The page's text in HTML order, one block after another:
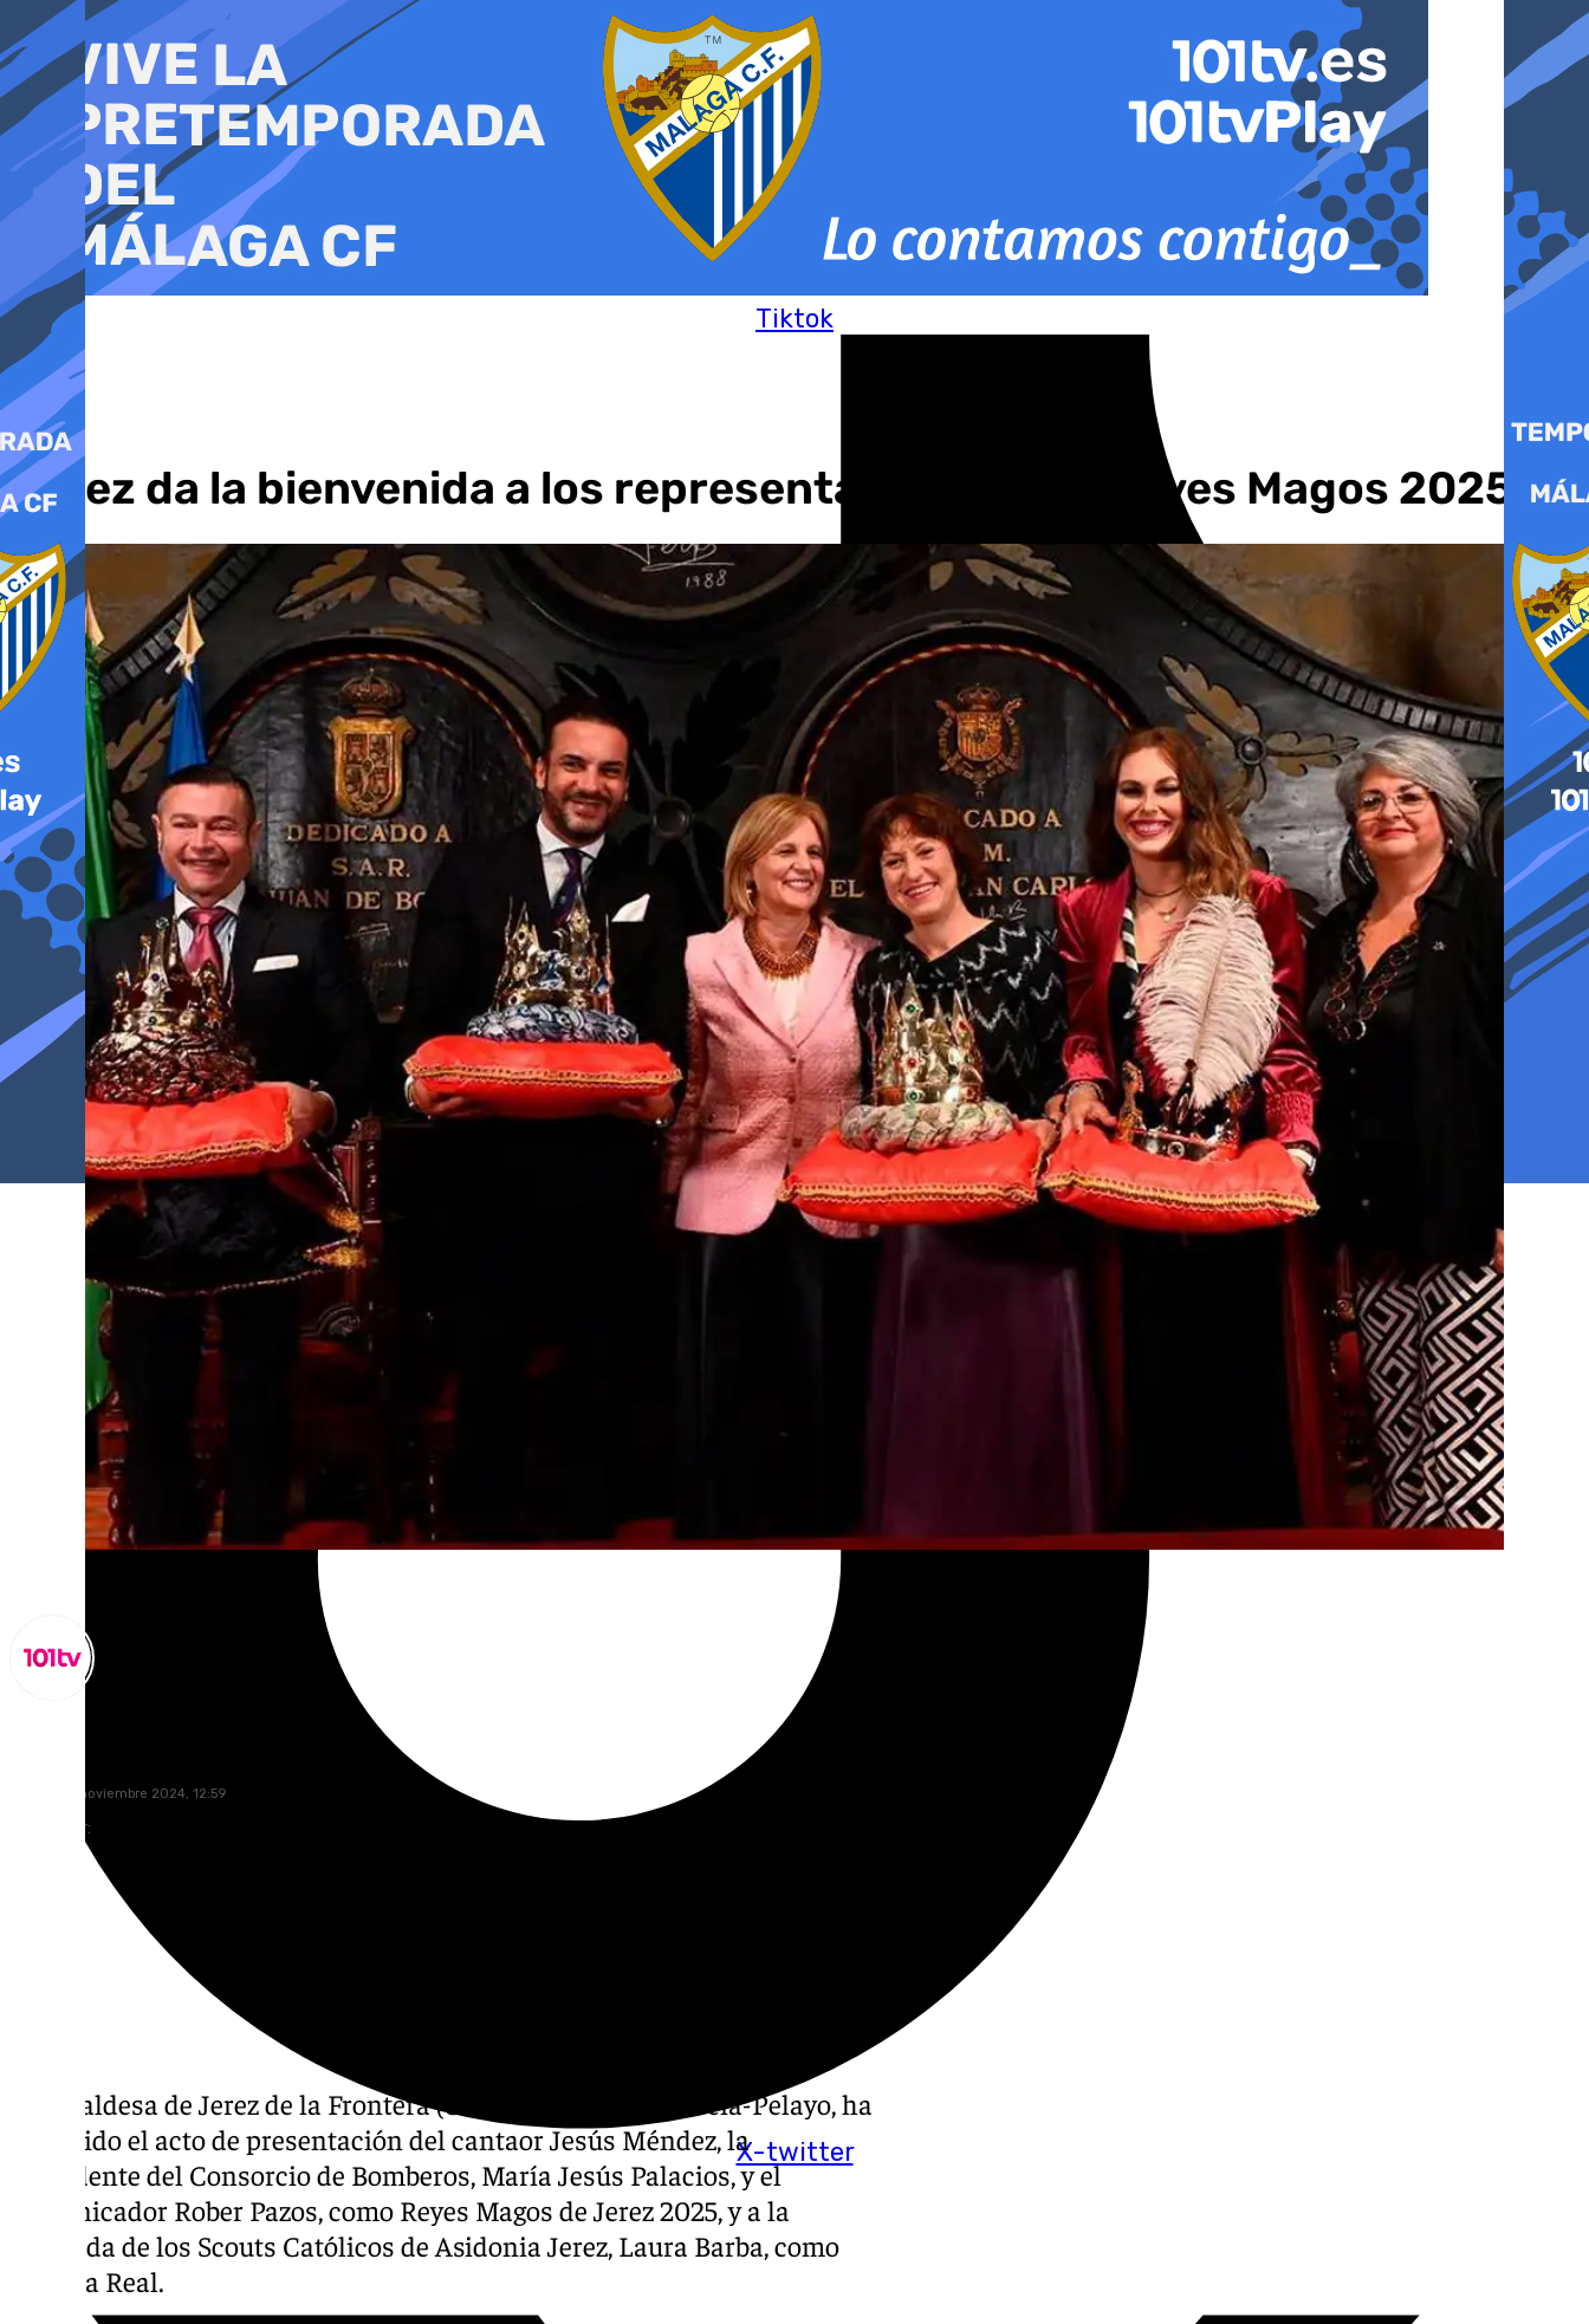
al
contenido
Tiktok
X-twitter
Jerez da la bienvenida a los representantes de los Reyes Magos 2025
martes, 19 noviembre 2024, 12:59
Compartir:
La alcaldesa de Jerez de la Frontera (Cádiz), María José García-Pelayo, ha
presidido el acto de presentación del cantaor Jesús Méndez, la
intendente del Consorcio de Bomberos, María Jesús Palacios, y el
comunicador Rober Pazos, como Reyes Magos de Jerez 2025, y a la
delegada de los Scouts Católicos de Asidonia Jerez, Laura Barba, como
Cartera Real.